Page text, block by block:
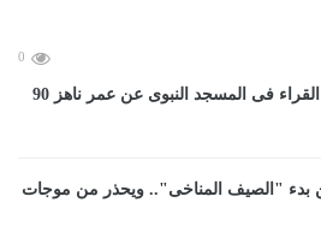
0
رحيل بشير أحمد صديق شيخ القراء فى المسجد النبوى عن عمر ناهز 90